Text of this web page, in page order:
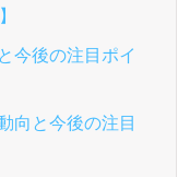
今後の注目ポイ
向と今後の注目